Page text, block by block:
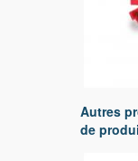
Autres
de